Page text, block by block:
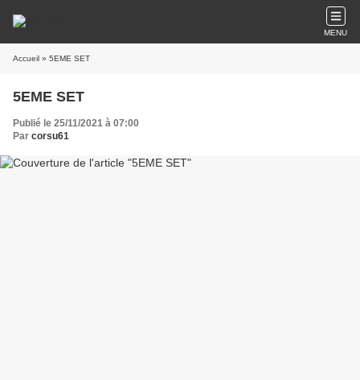
MENU
Accueil » 5EME SET
5EME SET
Publié le 25/11/2021 à 07:00
Par corsu61